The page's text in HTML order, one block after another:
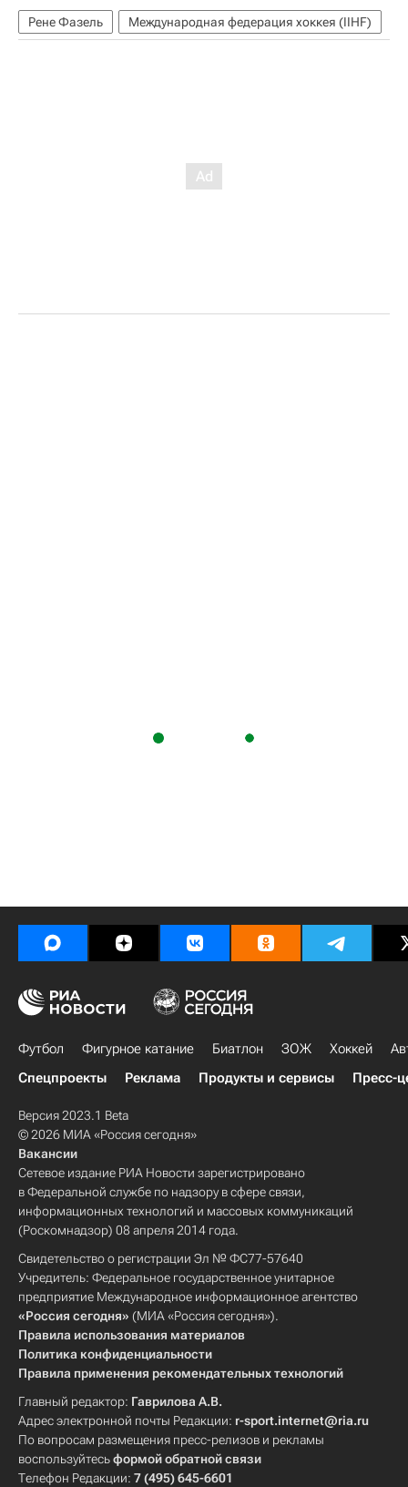
Рене Фазель Международная федерация хоккея (IIHF)
Футбол Фигурное катание Биатлон ЗОЖ Хоккей
Спецпроекты
Реклама Продукты и сервисы Пресс-
Версия 2023.1 Beta
© 2026 МИА «Россия сегодня»
Вакансии
Сетевое издание РИА Новости зарегистрировано
в Федеральной службе по надзору в сфере связи,
информационных технологий и массовых коммуникаций
(Роскомнадзор) 08 апреля 2014 года.
Свидетельство о регистрации Эл № ФС77-57640
Учредитель: Федеральное государственное унитарное
предприятие Международное информационное агентство
«Россия сегодня» (МИА «Россия сегодня»).
Правила использования материалов
Политика конфиденциальности
Правила применения рекомендательных технологий
Главный редактор: Гаврилова А.В.
Адрес электронной почты Редакции: r-sport.internet@ria.ru
По вопросам размещения пресс-релизов и рекламы
воспользуйтесьформой обратной связи
Телефон Редакции: 7 (495) 645-6601